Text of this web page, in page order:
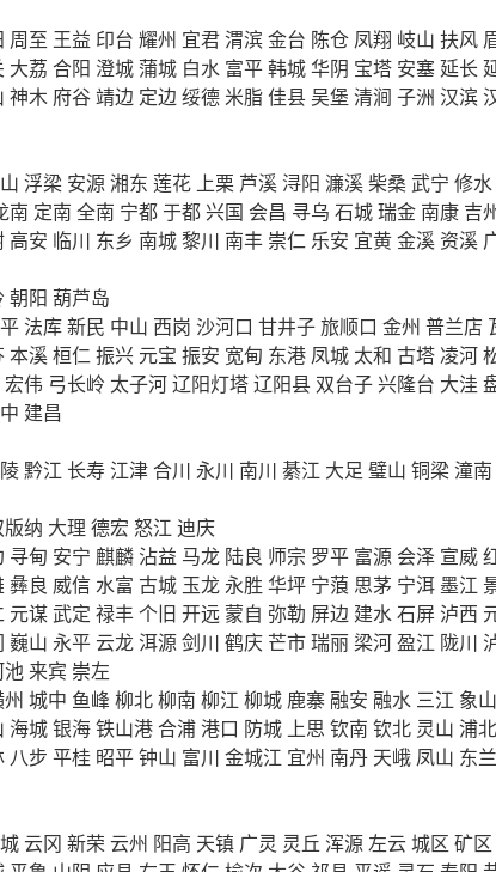
周至 王益 印台 耀州 宜君渭滨金台 陈仓 凤翔 岐山 扶风
大荔 合阳 澄城蒲城 白水 富平韩城华阴 宝塔 安塞延长
神木 府谷靖边 定边绥德 米脂佳县吴堡 清涧 子洲 汉滨
浮梁 安源湘东 莲花 上栗 芦溪 浔阳 濂溪柴桑武宁 修水
南 定南 全南 宁都于都兴国 会昌 寻乌 石城瑞金 南康 吉
高安 临川 东乡 南城黎川 南丰 崇仁 乐安 宜黄金溪 资溪
朝阳 葫芦岛
法库新民 中山 西岗 沙河口 甘井子旅顺口 金州 普兰店
本溪桓仁振兴 元宝 振安 宽甸 东港 凤城 太和 古塔 凌河
宏伟 弓长岭 太子河辽阳灯塔辽阳县 双台子兴隆台 大洼
建昌
黔江 长寿 江津合川 永川 南川 綦江 大足 璧山 铜梁潼南
纳 大理 德宏 怒江 迪庆
寻甸 安宁 麒麟 沾益 马龙 陆良 师宗 罗平 富源 会泽 宣威
彝良 威信水富 古城 玉龙 永胜 华坪 宁蒗 思茅 宁洱 墨江
元谋武定 禄丰个旧 开远 蒙自 弥勒 屏边 建水石屏 泸西
巍山 永平 云龙 洱源剑川 鹤庆 芒市瑞丽 梁河盈江 陇川
来宾 崇左
城中 鱼峰 柳北柳南 柳江 柳城 鹿寨融安 融水 三江 象山
海城银海铁山港合浦港口 防城 上思 钦南 钦北 灵山 浦北
八步 平桂 昭平钟山 富川 金城江 宜州 南丹 天峨 凤山 东兰
云冈 新荣 云州 阳高 天镇 广灵 灵丘 浑源左云城区 矿区